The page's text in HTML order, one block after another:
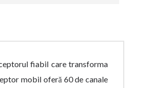
fiabil care transforma
mobil oferă 60 de canale